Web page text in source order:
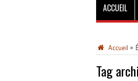
ACCUEIL
Accueil »
Tag